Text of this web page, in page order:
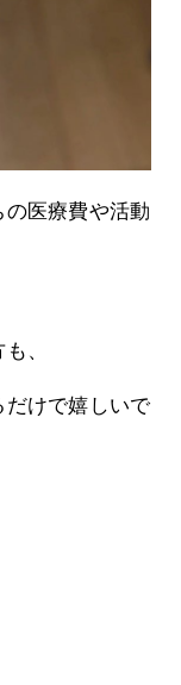
医療費や活動
、
だけで嬉しいで